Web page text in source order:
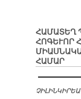
ՀԱՄԱՏԵՂ
ՀՈԳԵՒՈՐ
ՀԱՄԱՐ